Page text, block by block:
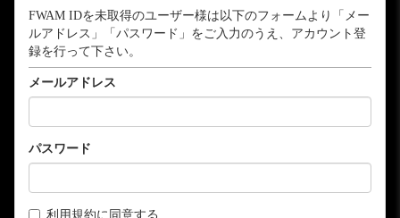
FWAM IDを未取得のユーザー様は以下のフォームより「メー
ルアドレス」「パスワード」をご入力のうえ、アカウント登
録を行って下さい。
メールアドレス
パスワード
利用規約に同意する